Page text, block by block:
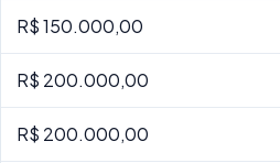
R$ 150.000,00
R$ 200.000,00
R$ 200.000,00